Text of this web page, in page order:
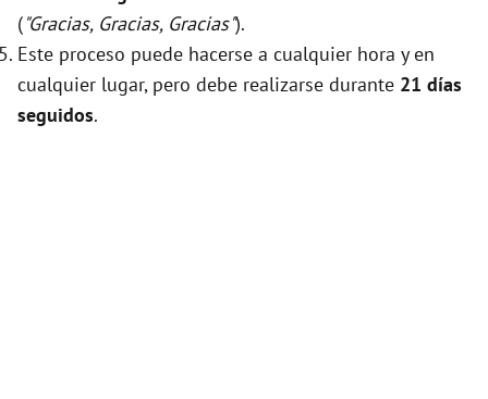
("Gracias, Gracias, Gracias").
Este proceso puede hacerse a cualquier hora y en
cualquier lugar, pero debe realizarse durante 21 días
seguidos.